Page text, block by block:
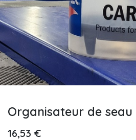
Organisateur de seau
16,53 €